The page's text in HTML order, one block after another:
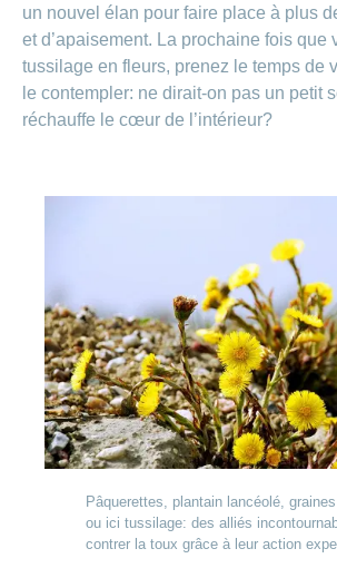
un nouvel élan pour faire place à plus
et d’apaisement. La prochaine fois que
tussilage en fleurs, prenez le temps de
le contempler: ne dirait-on pas un petit
réchauffe le cœur de l’intérieur?
Pâquerettes, plantain lancéolé, graines
ou ici tussilage: des alliés
contrer la toux grâce à leur action